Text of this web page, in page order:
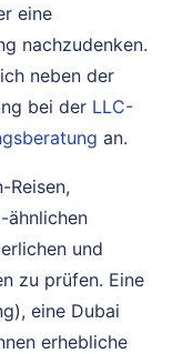
eine
nachzudenken.
neben der
bei der LLC-
an.
Reisen,
ähnlichen
und
zu prüfen. Eine
eine Dubai
erhebliche